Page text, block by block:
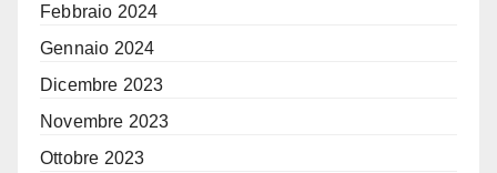
Febbraio 2024
Gennaio 2024
Dicembre 2023
Novembre 2023
Ottobre 2023